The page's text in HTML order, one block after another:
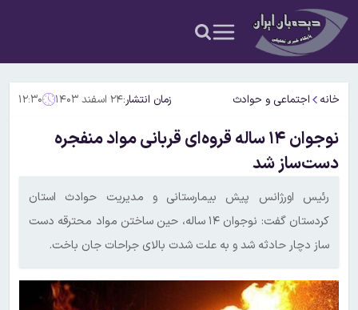
خانه اجتماعی و حوادث زمان انتشار:۲۴ اسفند ۱۴۰۳ ۱۲:۳۰
نوجوان ۱۴ ساله قروه‌ای قربانی مواد منفجره
دست‌ساز شد
رئیس اورژانس پیش بیمارستانی و مدیریت حوادث استان
کردستان گفت: نوجوان ۱۴ ساله، حین ساختن مواد محترقه دست
ساز دچار حادثه شد و به علت شدت بالای جراحات جان باخت.